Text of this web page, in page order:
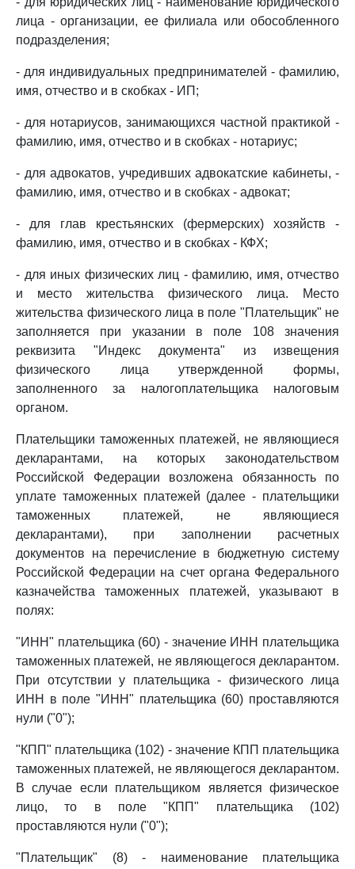
лица - организации, ее филиала или обособленного
подразделения;
- для индивидуальных предпринимателей - фамилию,
имя, отчество и в скобках - ИП;
- для нотариусов, занимающихся частной практикой -
фамилию, имя, отчество и в скобках - нотариус;
- для адвокатов, учредивших адвокатские кабинеты, -
фамилию, имя, отчество и в скобках - адвокат;
- для глав крестьянских (фермерских) хозяйств -
фамилию, имя, отчество и в скобках - КФХ;
- для иных физических лиц - фамилию, имя, отчество
и место жительства физического лица. Место
жительства физического лица в поле "Плательщик" не
заполняется при указании в поле 108 значения
реквизита "Индекс документа" из извещения
физического лица утвержденной формы,
заполненного за налогоплательщика налоговым
органом.
Плательщики таможенных платежей, не являющиеся
декларантами, на которых законодательством
Российской Федерации возложена обязанность по
уплате таможенных платежей (далее - плательщики
таможенных платежей, не являющиеся
декларантами), при заполнении расчетных
документов на перечисление в бюджетную систему
Российской Федерации на счет органа Федерального
казначейства таможенных платежей, указывают в
полях:
"ИНН" плательщика (60) - значение ИНН плательщика
таможенных платежей, не являющегося декларантом.
При отсутствии у плательщика - физического лица
ИНН в поле "ИНН" плательщика (60) проставляются
нули ("0");
"КПП" плательщика (102) - значение КПП плательщика
таможенных платежей, не являющегося декларантом.
В случае если плательщиком является физическое
лицо, то в поле "КПП" плательщика (102)
проставляются нули ("0");
"Плательщик" (8) - наименование плательщика